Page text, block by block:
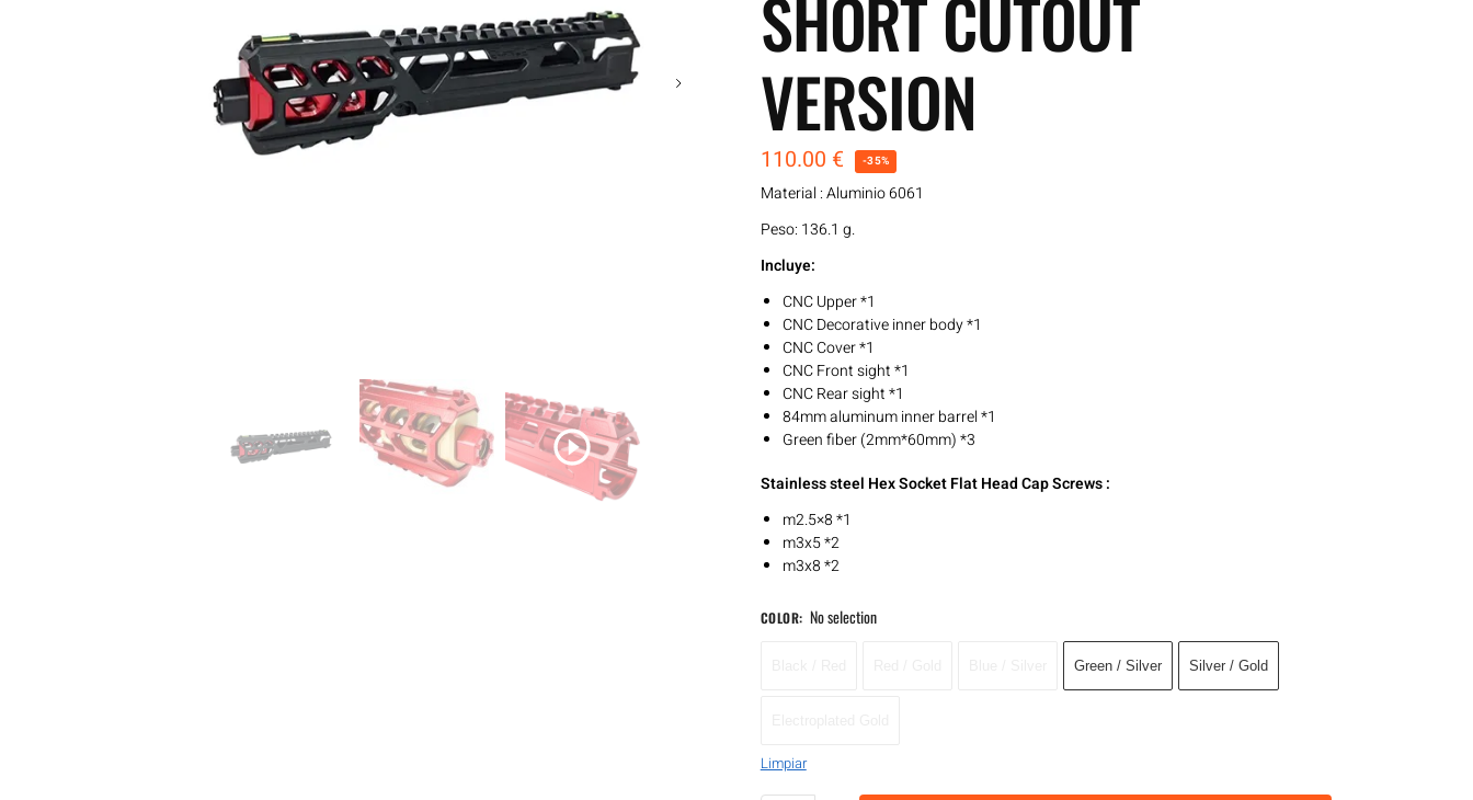
SHORT CUTOUT
VERSION
110.00 € -35%
Material : Aluminio 6061
Peso: 136.1 g.
Incluye:
CNC Upper *1
CNC Decorative inner body *1
CNC Cover *1
CNC Front sight *1
CNC Rear sight *1
84mm aluminum inner barrel *1
Green fiber (2mm*60mm) *3
Stainless steel Hex Socket Flat Head Cap Screws :
m2.5×8 *1
m3x5 *2
m3x8 *2
COLOR: No selection
Green / Silver Silver / Gold
Limpiar